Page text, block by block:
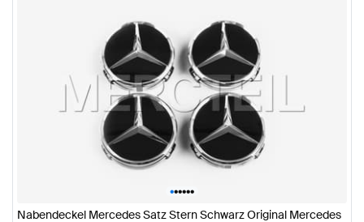
••••••
Nabendeckel Mercedes Satz Stern Schwarz Original Mercedes